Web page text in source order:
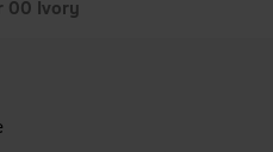
00 Ivory